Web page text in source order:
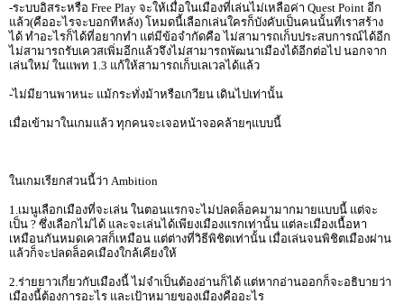
-ระบบอิสระหรือ Free Play จะให้เมื่อในเมืองที่เล่นไม่เหลือค่า Quest Point อีก
แล้ว(คืออะไรจะบอกทีหลัง) โหมดนี้เลือกเล่นใครก็บังคับเป็นคนนั้นที่เราสร้าง
ได้ ทำอะไรก็ได้ที่อยากทำ แต่มีข้อจำกัดคือ ไม่สามารถเก็บประสบการณ์ได้อีก
ไม่สามารถรับเควสเพิ่มอีกแล้วจึงไม่สามารถพัฒนาเมืองได้อีกต่อไป นอกจาก
เล่นใหม่ ในแพท 1.3 แก้ให้สามารถเก็บเลเวลได้แล้ว
-ไม่มียานพาหนะ แม้กระทั่งม้าหรือเกวียน เดินไปเท่านั้น
เมื่อเข้ามาในเกมแล้ว ทุกคนจะเจอหน้าจอคล้ายๆแบบนี้
ในเกมเรียกส่วนนี้ว่า Ambition
1.เมนูเลือกเมืองที่จะเล่น ในตอนแรกจะไม่ปลดล็อคมามากมายแบบนี้ แต่จะ
เป็น ? ซึ่งเลือกไม่ได้ และจะเล่นได้เพียงเมืองแรกเท่านั้น แต่ละเมืองเนื้อหา
เหมือนกันหมดเควสก็เหมือน แต่ต่างที่วิธีพิชิตเท่านั้น เมื่อเล่นจนพิชิตเมืองผ่าน
แล้วก็จะปลดล็อคเมืองใกล้เคียงให้
2.ร่ายยาวเกี่ยวกับเมืองนี้ ไม่จำเป็นต้องอ่านก็ได้ แต่หากอ่านออกก็จะอธิบายว่า
เมืองนี้ต้องการอะไร และเป้าหมายของเมืองคืออะไร